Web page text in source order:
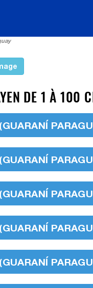
DE 1 À 100